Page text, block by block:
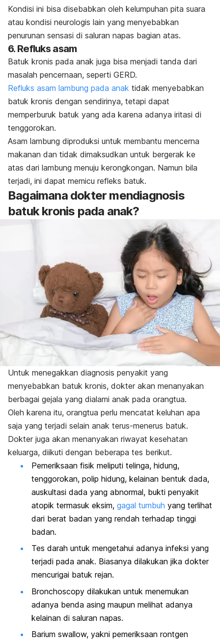
Kondisi ini bisa disebabkan oleh kelumpuhan pita suara
atau kondisi neurologis lain yang menyebabkan
penurunan sensasi di saluran napas bagian atas.
6. Refluks asam
Batuk kronis pada anak juga bisa menjadi tanda dari
masalah pencernaan, seperti GERD.
Refluks asam lambung pada anak tidak menyebabkan
batuk kronis dengan sendirinya, tetapi dapat
memperburuk batuk yang ada karena adanya iritasi di
tenggorokan.
Asam lambung diproduksi untuk membantu mencerna
makanan dan tidak dimaksudkan untuk bergerak ke
atas dari lambung menuju kerongkongan. Namun bila
terjadi, ini dapat memicu refleks batuk.
Bagaimana dokter mendiagnosis
batuk kronis pada anak?
Untuk menegakkan diagnosis penyakit yang
menyebabkan batuk kronis, dokter akan menanyakan
berbagai gejala yang dialami anak pada orangtua.
Oleh karena itu, orangtua perlu mencatat keluhan apa
saja yang terjadi selain anak terus-menerus batuk.
Dokter juga akan menanyakan riwayat kesehatan
keluarga, diikuti dengan beberapa tes berikut.
Pemeriksaan fisik meliputi telinga, hidung,
tenggorokan, polip hidung, kelainan bentuk dada,
auskultasi dada yang abnormal, bukti penyakit
atopik termasuk eksim, gagal tumbuh yang terlihat
dari berat badan yang rendah terhadap tinggi
badan.
Tes darah untuk mengetahui adanya infeksi yang
terjadi pada anak. Biasanya dilakukan jika dokter
mencurigai batuk rejan.
Bronchoscopy dilakukan untuk menemukan
adanya benda asing maupun melihat adanya
kelainan di saluran napas.
Barium swallow, yakni pemeriksaan rontgen